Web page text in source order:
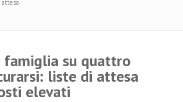
famiglia su quattro
liste di attesa
elevati